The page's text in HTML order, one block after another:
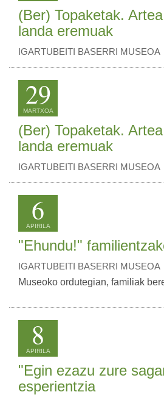
(Ber) Topaketak.
landa eremuak
IGARTUBEITI BASERRI MUSEOA
29
MARTXOA
(Ber) Topaketak.
landa eremuak
IGARTUBEITI BASERRI MUSEOA
6
APIRILA
"Ehundu!"
IGARTUBEITI BASERRI MUSEOA
Museoko ordutegian, familiak
8
APIRILA
"Egin ezazu zure
esperientzia